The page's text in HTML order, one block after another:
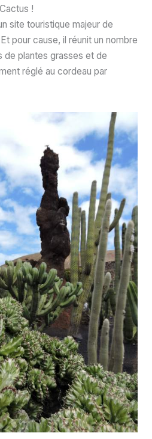
!
site touristique majeur de
pour cause, il réunit un nombre
plantes grasses et de
réglé au cordeau par